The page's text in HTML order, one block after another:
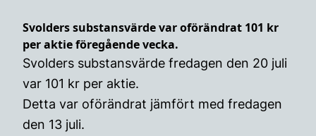
Svolders substansvärde var oförändrat 101 kr
per aktie föregående vecka.
Svolders substansvärde fredagen den 20 juli
var 101 kr per aktie.
Detta var oförändrat jämfört med fredagen
den 13 juli.